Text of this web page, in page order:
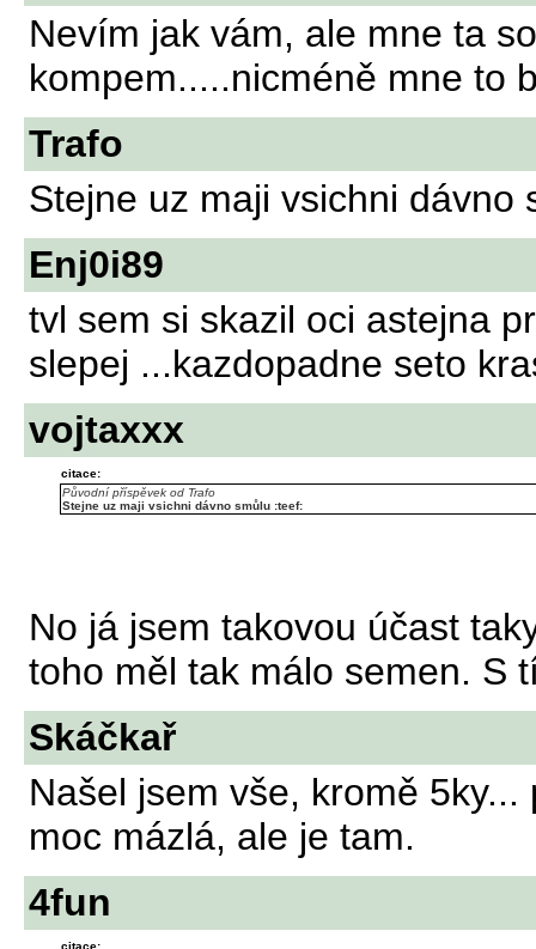
Nevím jak vám, ale mne ta
kompem.....nicméně mne to
Trafo
Stejne uz maji vsichni dávno
Enj0i89
tvl sem si skazil oci astejna
slepej ...kazdopadne seto
vojtaxxx
citace:
Původní příspěvek od Trafo
Stejne uz maji vsichni dávno smůlu :teef:
No já jsem takovou účast
toho měl tak málo semen. S
Skáčkař
Našel jsem vše, kromě
moc mázlá, ale je tam.
4fun
citace: